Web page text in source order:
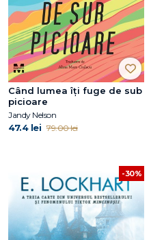
Când lumea îți fuge de sub
picioare
Jandy Nelson
47.4 lei 79.00 lei
-30%